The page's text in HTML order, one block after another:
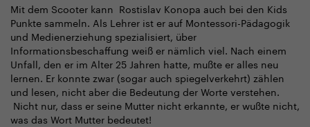
Mit dem Scooter kann Rostislav Konopa auch bei den Kids
Punkte sammeln. Als Lehrer ist er auf Montessori-Pädagogik
und Medienerziehung spezialisiert, über
Informationsbeschaffung weiß er nämlich viel. Nach einem
Unfall, den er im Alter 25 Jahren hatte, mußte er alles neu
lernen. Er konnte zwar (sogar auch spiegelverkehrt) zählen
und lesen, nicht aber die Bedeutung der Worte verstehen.
Nicht nur, dass er seine Mutter nicht erkannte, er wußte nicht,
was das Wort Mutter bedeutet!